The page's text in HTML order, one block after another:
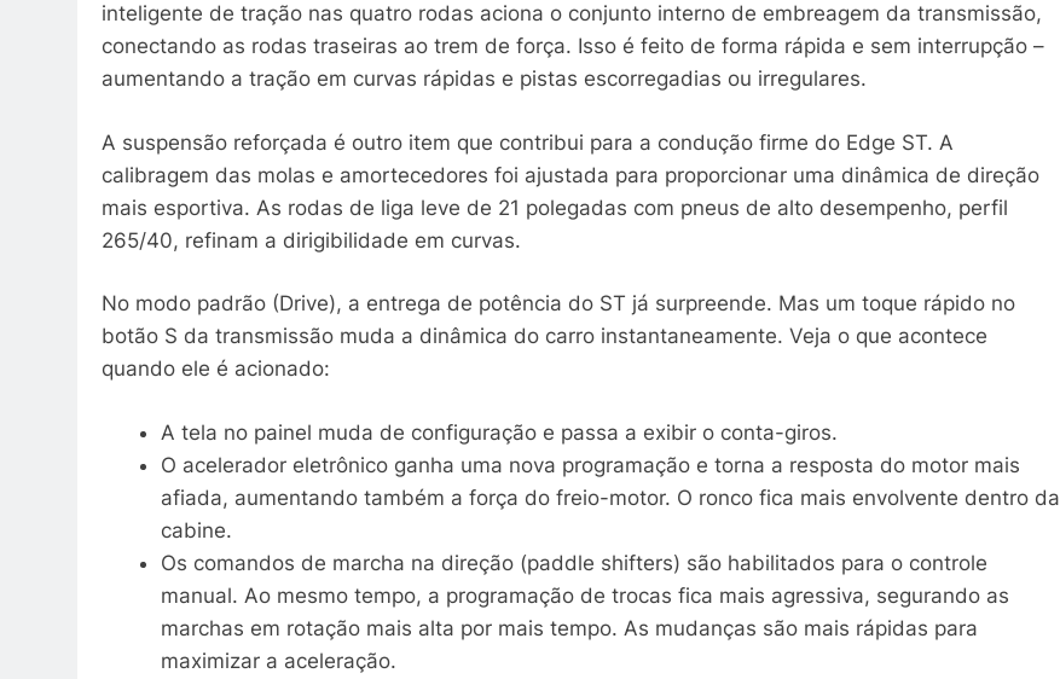
inteligente de tração nas quatro rodas aciona o conjunto interno de embreagem da transmissão,
conectando as rodas traseiras ao trem de força. Isso é feito de forma rápida e sem interrupção –
aumentando a tração em curvas rápidas e pistas escorregadias ou irregulares.
A suspensão reforçada é outro item que contribui para a condução firme do Edge ST. A
calibragem das molas e amortecedores foi ajustada para proporcionar uma dinâmica de direção
mais esportiva. As rodas de liga leve de 21 polegadas com pneus de alto desempenho, perfil
265/40, refinam a dirigibilidade em curvas.
No modo padrão (Drive), a entrega de potência do ST já surpreende. Mas um toque rápido no
botão S da transmissão muda a dinâmica do carro instantaneamente. Veja o que acontece
quando ele é acionado:
A tela no painel muda de configuração e passa a exibir o conta-giros.
O acelerador eletrônico ganha uma nova programação e torna a resposta do motor mais
afiada, aumentando também a força do freio-motor. O ronco fica mais envolvente dentro da
cabine.
Os comandos de marcha na direção (paddle shifters) são habilitados para o controle
manual. Ao mesmo tempo, a programação de trocas fica mais agressiva, segurando as
marchas em rotação mais alta por mais tempo. As mudanças são mais rápidas para
maximizar a aceleração.